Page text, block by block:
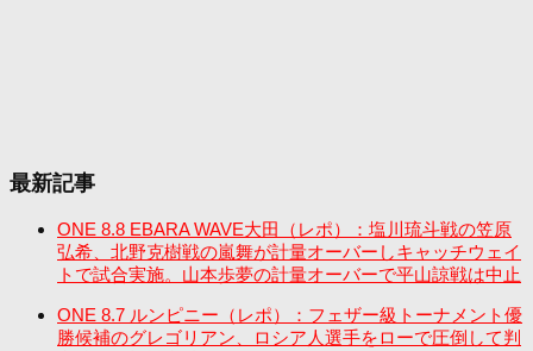
最新記事
ONE 8.8 EBARA WAVE大田（レポ）：塩川琉斗戦の笠原
弘希、北野克樹戦の嵐舞が計量オーバーしキャッチウェイ
トで試合実施。山本歩夢の計量オーバーで平山諒戦は中止
ONE 8.7 ルンピニー（レポ）：フェザー級トーナメント優
勝候補のグレゴリアン、ロシア人選手をローで圧倒して判